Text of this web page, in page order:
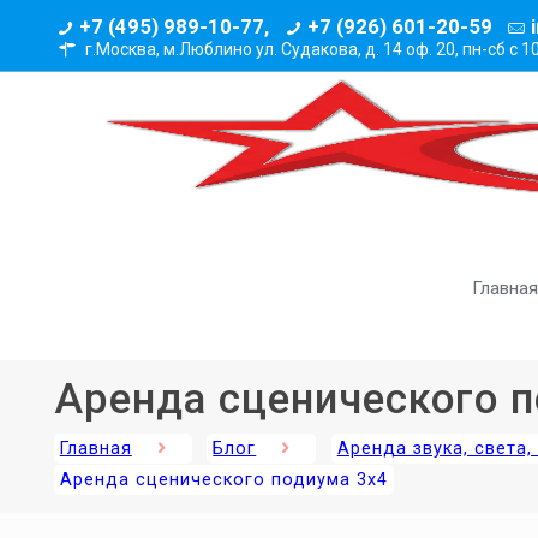
+7 (495) 989-10-77, +7 (926) 601-20-59
г.Москва, м.Люблино ул. Судакова, д. 14 оф. 20, пн-сб с
Главная
Аренда сценического
Главная Блог
Аренда звука,
Аренда сценического подиума 3х4